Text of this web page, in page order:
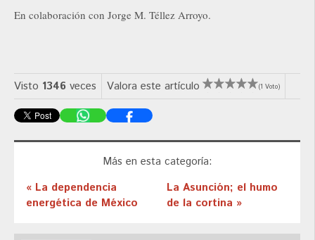
En colaboración con Jorge M. Téllez Arroyo.
Visto 1346 veces Valora este artículo (1 Voto)
Más en esta categoría:
« La dependencia
energética de México
La Asunción; el humo
de la cortina »